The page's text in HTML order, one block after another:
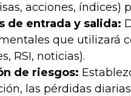
acciones, índices)
de entrada y salida:
que utilizará
RSI, noticias).
de riesgos:
las pérdidas